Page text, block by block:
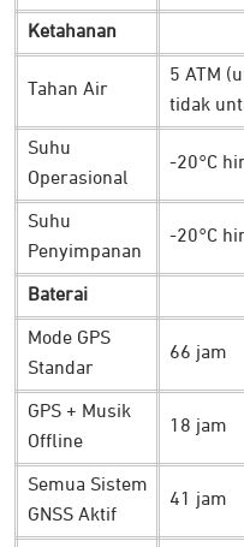
Menjadikan pengguna
menentukan kembali ke
Jam tangan didukung
performa 50% lebih baik
dukungan chipset All-
sistem satelit utama
Adanya teknologidual-
melacak keberadaan
Tetap Aman di
Ketahanan
Tahan Air
5 ATM
tidak
Suhu
Operasional
-20°C
Suhu
Penyimpanan
-20°C
Baterai
Mode GPS
Standar
66 jam
GPS + Musik
Offline
18 jam
Semua Sistem
GNSS Aktif
41 jam